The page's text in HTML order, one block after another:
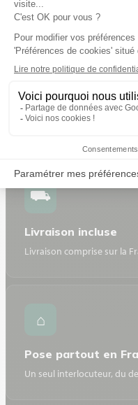
Ce que
⛟
Livraison incluse
Livraison comprise sur la
⌂
Pose partout en
Un seul interlocuteur, du